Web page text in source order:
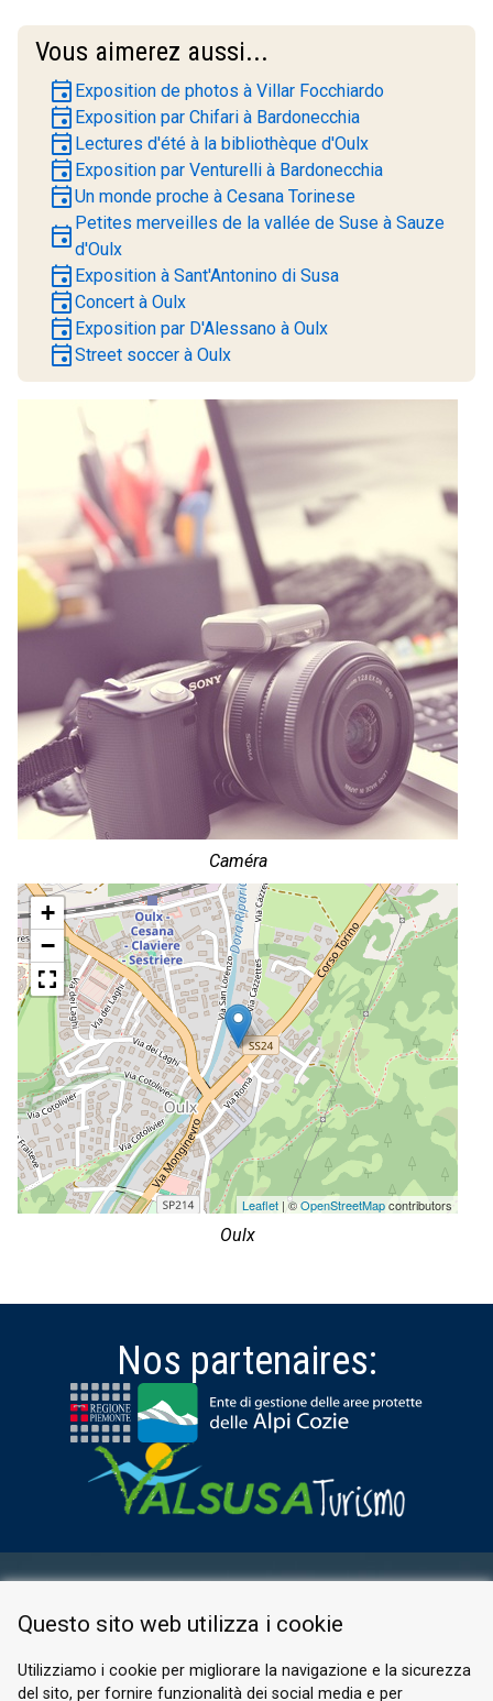
Caméra
+
−
Leaflet | ©OpenStreetMapcontributors
Oulx
Vous aimerez aussi...
event Exposition de photos à Villar Focchiardo
event Exposition par Chifari à Bardonecchia
event Lectures d'été à la bibliothèque d'Oulx
event Exposition par Venturelli à Bardonecchia
eventUn monde proche à Cesana Torinese
event Petites merveilles de la vallée de Suse à Sauze
d'Oulx
event Exposition à Sant'Antonino di Susa
eventConcert à Oulx
event Exposition par D'Alessano à Oulx
eventStreet soccer à Oulx
Nos partenaires:
PRIVACY POLICY
Questo sito web utilizza i cookie
Utilizziamo i cookie per migliorare la navigazione e la sicurezza
del sito, per fornire funzionalità dei social media e per